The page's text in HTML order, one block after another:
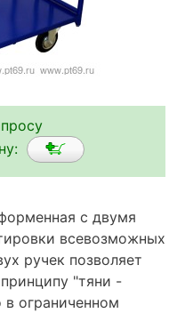
с двумя
всевозможных
ручек позволяет
"тяни -
в ограниченном